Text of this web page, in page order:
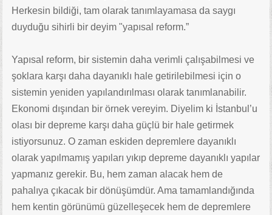
Herkesin bildiği, tam olarak tanımlayamasa da saygı
duyduğu sihirli bir deyim "yapısal reform.”
Yapısal reform, bir sistemin daha verimli çalışabilmesi ve
şoklara karşı daha dayanıklı hale getirilebilmesi için o
sistemin yeniden yapılandırılması olarak tanımlanabilir.
Ekonomi dışından bir örnek vereyim. Diyelim ki İstanbul’u
olası bir depreme karşı daha güçlü bir hale getirmek
istiyorsunuz. O zaman eskiden depremlere dayanıklı
olarak yapılmamış yapıları yıkıp depreme dayanıklı yapılar
yapmanız gerekir. Bu, hem zaman alacak hem de
pahalıya çıkacak bir dönüşümdür. Ama tamamlandığında
hem kentin görünümü güzelleşecek hem de depremlere